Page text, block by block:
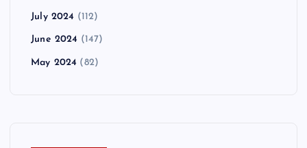
July 2024 (112)
June 2024 (147)
May 2024 (82)